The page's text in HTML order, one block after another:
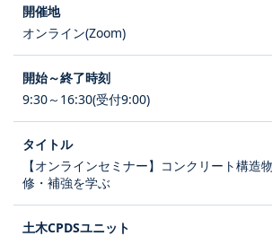
オンライン(Zoom)
9:30～16:30(受付9:00)
【オンラインセミナー】コンクリート構造
修・補強を学ぶ